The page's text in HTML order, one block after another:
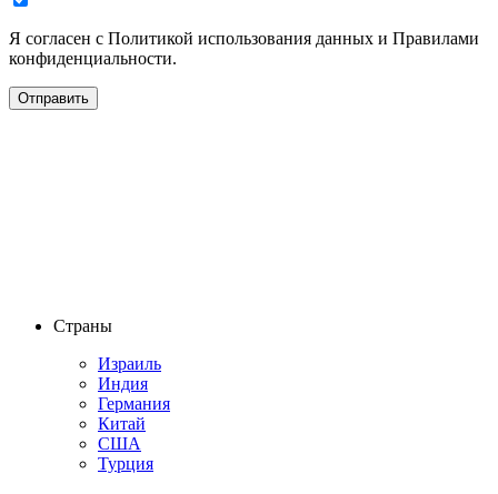
Я согласен с Политикой использования данных и Правилами
конфиденциальности.
Страны
Израиль
Индия
Германия
Китай
США
Турция